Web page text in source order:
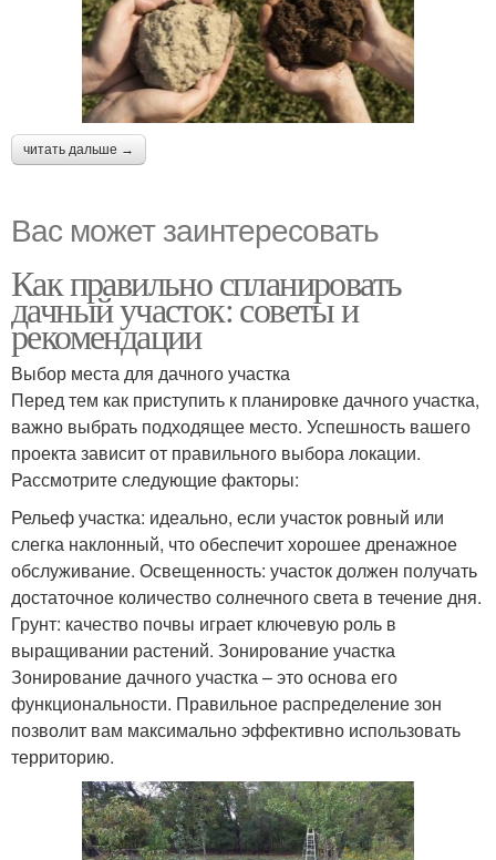
читать дальше →
Вас может заинтересовать
Как правильно спланировать
дачный участок: советы и
рекомендации
Выбор места для дачного участка
Перед тем как приступить к планировке дачного участка,
важно выбрать подходящее место. Успешность вашего
проекта зависит от правильного выбора локации.
Рассмотрите следующие факторы:
Рельеф участка: идеально, если участок ровный или
слегка наклонный, что обеспечит хорошее дренажное
обслуживание. Освещенность: участок должен получать
достаточное количество солнечного света в течение дня.
Грунт: качество почвы играет ключевую роль в
выращивании растений. Зонирование участка
Зонирование дачного участка – это основа его
функциональности. Правильное распределение зон
позволит вам максимально эффективно использовать
территорию.